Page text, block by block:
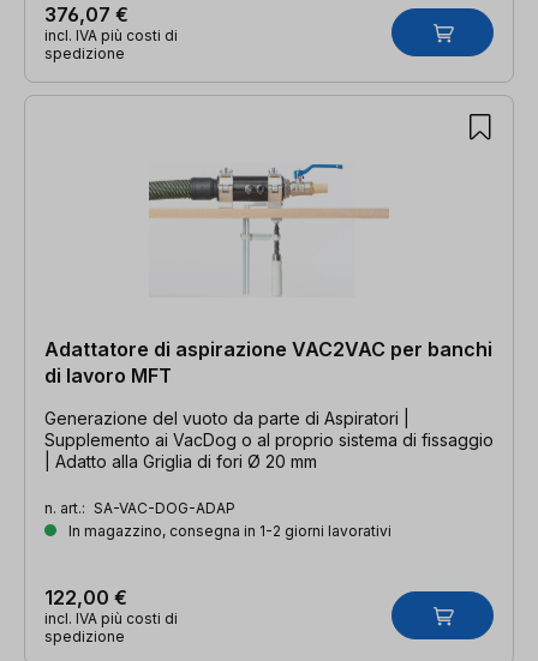
376,07 €
incl. IVA più costi di
spedizione
Adattatore di aspirazione VAC2VAC per banchi
di lavoro MFT
Generazione del vuoto da parte di Aspiratori |
Supplemento ai VacDog o al proprio sistema di fissaggio
| Adatto alla Griglia di fori Ø 20 mm
n. art.: SA-VAC-DOG-ADAP
In magazzino, consegna in 1-2 giorni lavorativi
122,00 €
incl. IVA più costi di
spedizione